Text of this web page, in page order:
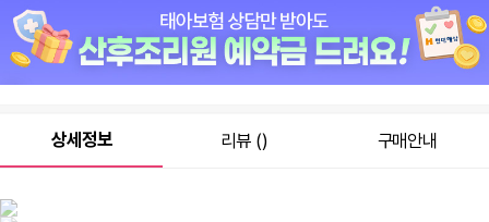
총 상품 금액 0원
니하
기
상세정보 리뷰 () 구매안내